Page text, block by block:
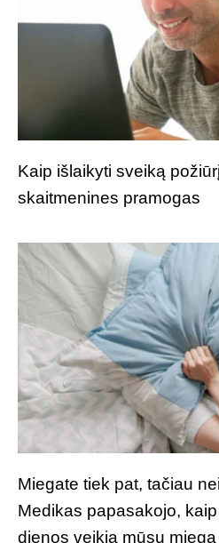
Kaip išlaikyti sveiką
skaitmenines pramogas
Miegate tiek pat, tačiau
Medikas papasakojo,
dienos veikia mūsų miegą